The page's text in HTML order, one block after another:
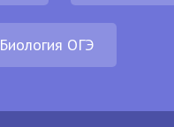
Биология ОГЭ